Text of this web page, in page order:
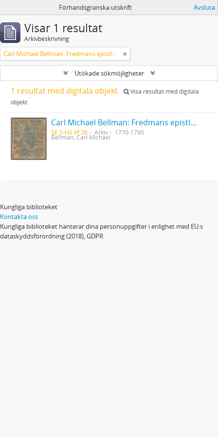
Förhandsgranska utskrift Avsluta
Visar 1 resultat
Arkivbeskrivning
Carl Michael Bellman: Fredmans epistlar [Nechers ex.]. Ep. 1-50
Utökade sökmöjligheter
1 resultat med digitala objekt
Visa resultat med digitala
objekt
Carl Michael Bellman: Fredmans epistlar [Nechers ex.]. Ep. 1-50
SE S-HS Vf 26 Arkiv 1770-1790
Bellman, Carl Michael
Kungliga biblioteket
Kontakta oss
Kungliga biblioteket hanterar dina personuppgifter i enlighet med EU:s
dataskyddsförordning (2018), GDPR.